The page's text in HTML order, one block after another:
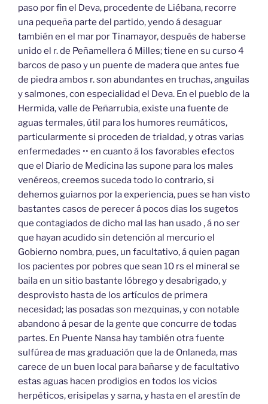
paso por fin el Deva, procedente de Liébana, recorre
una pequeña parte del partido, yendo á desaguar
también en el mar por Tinamayor, después de haberse
unido el r. de Peñamellera ó Milles; tiene en su curso 4
barcos de paso y un puente de madera que antes fue
de piedra ambos r. son abundantes en truchas, anguilas
y salmones, con especialidad el Deva. En el pueblo de la
Hermida, valle de Peñarrubia, existe una fuente de
aguas termales, útil para los humores reumáticos,
particularmente si proceden de trialdad, y otras varias
enfermedades •• en cuanto á los favorables efectos
que el Diario de Medicina las supone para los males
venéreos, creemos suceda todo lo contrario, si
dehemos guiarnos por la experiencia, pues se han visto
bastantes casos de perecer á pocos dias los sugetos
que contagiados de dicho mal las han usado , á no ser
que hayan acudido sin detención al mercurio el
Gobierno nombra, pues, un facultativo, á quien pagan
los pacientes por pobres que sean 10 rs el mineral se
baila en un sitio bastante lóbrego y desabrigado, y
desprovisto hasta de los artículos de primera
necesidad; las posadas son mezquinas, y con notable
abandono á pesar de la gente que concurre de todas
partes. En Puente Nansa hay también otra fuente
sulfúrea de mas graduación que la de Onlaneda, mas
carece de un buen local para bañarse y de facultativo
estas aguas hacen prodigios en todos los vicios
herpéticos, erisipelas y sarna, y hasta en el arestín de